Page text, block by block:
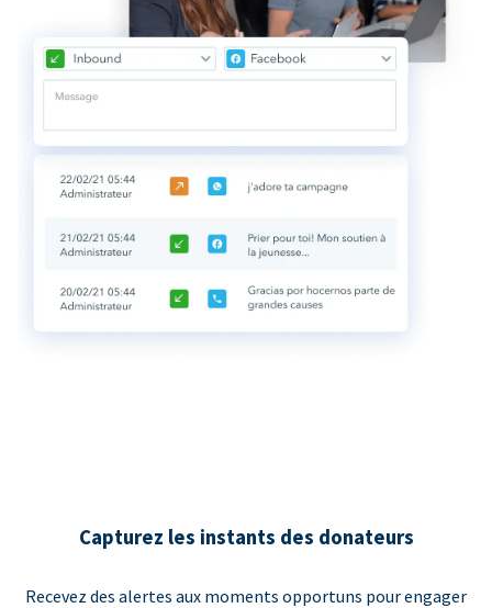
Capturez les instants des donateurs
Recevez des alertes aux moments opportuns pour engager